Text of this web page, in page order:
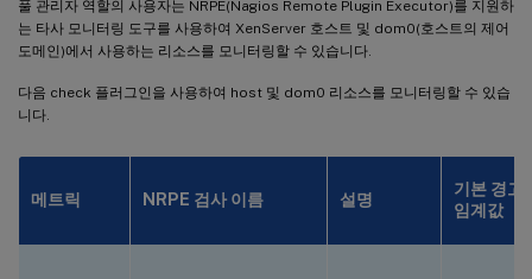
풀 관리자 역할의 사용자는 NRPE(Nagios Remote Plugin Executor)를 지원하
는 타사 모니터링 도구를 사용하여 XenServer 호스트 및 dom0(호스트의 제어
도메인)에서 사용하는 리소스를 모니터링할 수 있습니다.
다음 check 플러그인을 사용하여 host 및 dom0 리소스를 모니터링할 수 있습
니다.
메트릭 NRPE 검사 이름 설명
기본 경고
임계값